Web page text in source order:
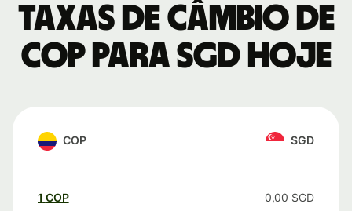
Taxas de câmbio de
COP para SGD hoje
COP SGD
1 COP 0,00 SGD